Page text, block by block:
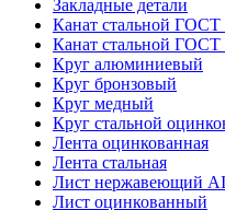
Закладные детали
Канат стальной ГОСТ
Канат стальной ГОСТ
Круг алюминиевый
Круг бронзовый
Круг медный
Круг стальной
Лента оцинкованная
Лента стальная
Лист нержавеющий
Лист оцинкованный